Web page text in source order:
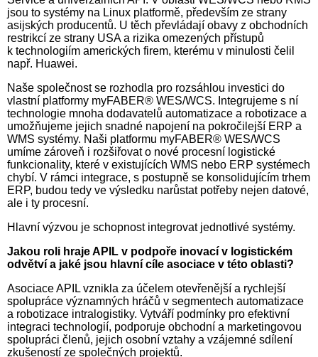
jsou to systémy na Linux platformě, především ze strany
asijských producentů. U těch převládají obavy z obchodních
restrikcí ze strany USA a rizika omezených přístupů
k technologiím amerických firem, kterému v minulosti čelil
např. Huawei.
Naše společnost se rozhodla pro rozsáhlou investici do
vlastní platformy myFABER® WES/WCS. Integrujeme s ní
technologie mnoha dodavatelů automatizace a robotizace a
umožňujeme jejich snadné napojení na pokročilejší ERP a
WMS systémy. Naši platformu myFABER® WES/WCS
umíme zároveň i rozšiřovat o nové procesní logistické
funkcionality, které v existujících WMS nebo ERP systémech
chybí. V rámci integrace, s postupně se konsolidujícím trhem
ERP, budou tedy ve výsledku narůstat potřeby nejen datové,
ale i ty procesní.
Hlavní výzvou je schopnost integrovat jednotlivé systémy.
Jakou roli hraje APIL v podpoře inovací v logistickém
odvětví a jaké jsou hlavní cíle asociace v této oblasti?
Asociace APIL vznikla za účelem otevřenější a rychlejší
spolupráce významných hráčů v segmentech automatizace
a robotizace intralogistiky. Vytváří podmínky pro efektivní
integraci technologií, podporuje obchodní a marketingovou
spolupráci členů, jejich osobní vztahy a vzájemné sdílení
zkušeností ze společných projektů.